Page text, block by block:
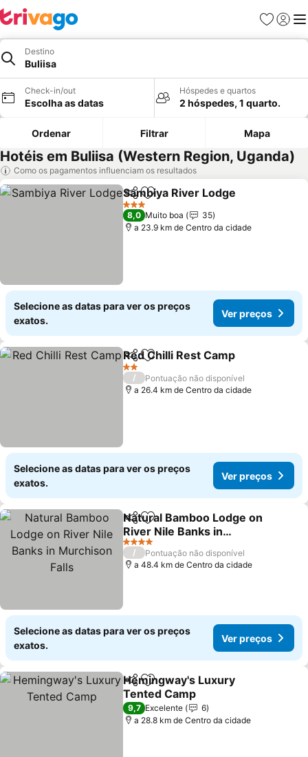
Favoritos
Iniciar
Destino
Buliisa
Check-in/out
Escolha as datas
Hóspedes e quartos
2 hóspedes, 1 quarto.
Ordenar Filtrar Mapa
Hotéis em Buliisa (Western Region, Uganda)
Como os pagamentos influenciam os resultados
PartilharAdicionar aos favoritos
Sambiya River Lodge
3 Estrelas
8,0 Muito boa
35
a 23.9 km de Centro da cidade
Selecione as datas para ver os preços
exatos.
Ver preços
PartilharAdicionar aos favoritos
Red Chilli Rest Camp
2 Estrelas
/
Pontuação não disponível
a 26.4 km de Centro da cidade
Selecione as datas para ver os preços
exatos.
Ver preços
PartilharAdicionar aos favoritos
Natural Bamboo Lodge on
River Nile Banks in
Murchison Falls
4 Estrelas
/
Pontuação não disponível
a 48.4 km de Centro da cidade
Selecione as datas para ver os preços
exatos.
Ver preços
PartilharAdicionar aos favoritos
Hemingway's Luxury
Tented Camp
9,7 Excelente
6
a 28.8 km de Centro da cidade